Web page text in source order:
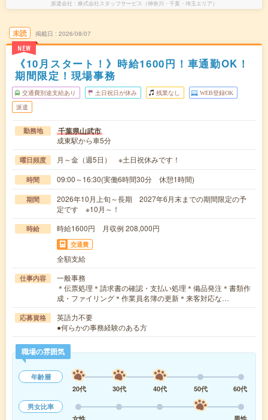
派遣会社 株式会社スタッフサービス（神奈川・千葉・埼玉エリア）
未読
NEW
掲載日 2026/08/07
《10月スタート！》時給1600円！車通勤OK！
期間限定！現場事務
交通費別途支給あり 土日祝日が休み 残業なし WEB登録OK
派遣
勤務地 千葉県山武市
成東駅から車5分
曜日頻度 月～金（週5日） ※土日祝休みです！
時間 09:00～16:30(実働6時間30分 休憩1時間)
期間
2026年10月上旬～長期 2027年6月末までの期間限定の予
定です ※10月～！
時給 時給1600円 月収例 208,000円
交通費
全額支給
仕事内容
一般事務
＊伝票処理＊請求書の確認・支払い処理＊備品発注＊書類作
成・ファイリング＊作業員名簿の更新＊来客対応な…
応募資格
英語力不要
●何らかの事務経験のある方
職場の雰囲気
年齢層
20代
30代 40代 50代
60代
男女比率